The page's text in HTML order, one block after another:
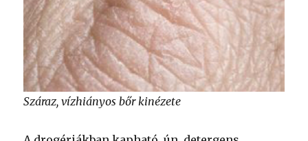
Száraz, vízhiányos bőr kinézete